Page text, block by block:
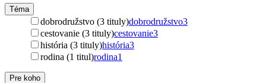
Téma
dobrodružstvo (3 tituly)dobrodružstvo3
cestovanie (3 tituly)cestovanie3
história (3 tituly)história3
rodina (1 titul)rodina1
Pre koho